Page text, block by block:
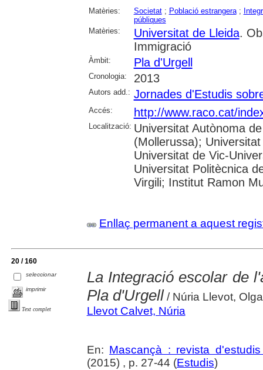
Matèries: Societat; Població estrangera;
públiques
Matèries:
Universitat de Lleida.
Immigració
Àmbit: Pla d'Urgell
Cronologia: 2013
Autors add.: Jornades d'Estudis
Accés: http://www.raco.cat/
Localització: Universitat Autònoma
(Mollerussa);
Universitat de Vic-
Universitat Politècnica
Virgili; Institut Ramon
Enllaç permanent a aquest
20 / 160
seleccionar
imprimir
Text complet
La Integració escolar de
Pla d'Urgell/ Núria Llevot,
Llevot Calvet, Núria
En: Mascançà : revista
(2015) , p. 27-44 (Estudis)